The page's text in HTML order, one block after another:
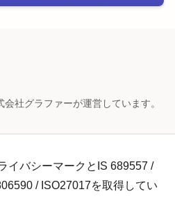
社グラファーが運営しています。
イバシーマークとIS 689557 /
/ ISO27017を取得してい